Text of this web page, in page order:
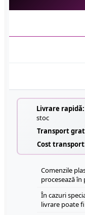
Livrare rapidă:
stoc
Transport
Cost
Comenzile
procesează
În cazuri
livrare poate